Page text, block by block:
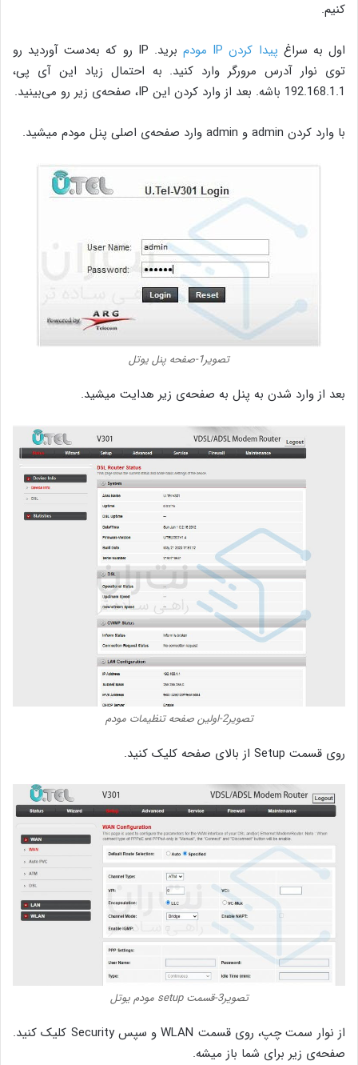
کنیم.
اول به سراغ پیدا کردن IP مودم
برید. IP رو که به‌دست آوردید رو
توی نوار آدرس مرورگر وارد کنید. به احتمال زیاد این آی پی،
192.168.1.1 باشه. بعد از وارد کردن این IP، صفحه‌ی زیر رو می‌بینید.
با وارد کردن admin و admin وارد صفحه‌ی اصلی پنل مودم میشید.
تصویر1-صفحه پنل یوتل
بعد از وارد شدن به پنل به صفحه‌ی زیر هدایت میشید.
تصویر2-اولین صفحه تنظیمات مودم
روی قسمت Setup از بالای صفحه کلیک کنید.
تصویر3-قسمت setup مودم یوتل
از نوار سمت چپ، روی قسمت WLAN و سپس Security کلیک کنید.
صفحه‌ی زیر برای شما باز میشه.